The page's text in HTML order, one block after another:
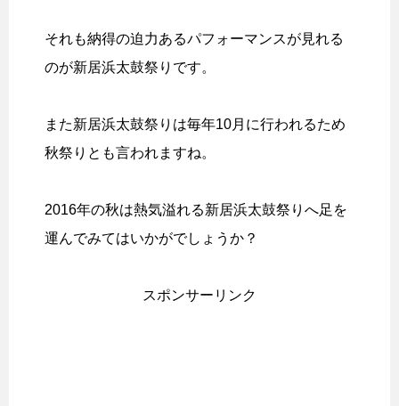
それも納得の迫力あるパフォーマンスが見れる
のが新居浜太鼓祭りです。
また新居浜太鼓祭りは毎年10月に行われるため
秋祭りとも言われますね。
2016年の秋は熱気溢れる新居浜太鼓祭りへ足を
運んでみてはいかがでしょうか？
スポンサーリンク